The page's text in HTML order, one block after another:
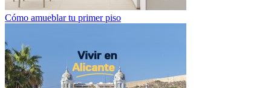
Cómo amueblar tu primer piso